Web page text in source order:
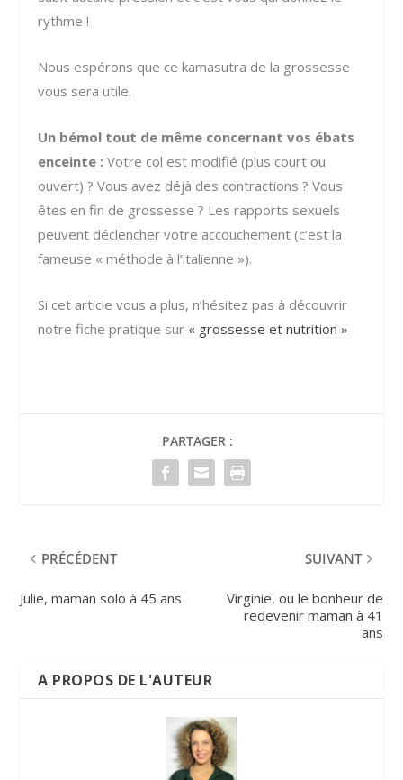
rythme !
Nous espérons que ce kamasutra de la grossesse
vous sera utile.
Un bémol tout de même concernant vos ébats
enceinte : Votre col est modifié (plus court ou
ouvert) ? Vous avez déjà des contractions ? Vous
êtes en fin de grossesse ? Les rapports sexuels
peuvent déclencher votre accouchement (c’est la
fameuse « méthode à l’italienne »).
Si cet article vous a plus, n’hésitez pas à découvrir
notre fiche pratique sur « grossesse et nutrition »
PARTAGER :
PRÉCÉDENT
Julie, maman solo à 45 ans
SUIVANT
Virginie, ou le bonheur de
redevenir maman à 41
ans
A PROPOS DE L'AUTEUR